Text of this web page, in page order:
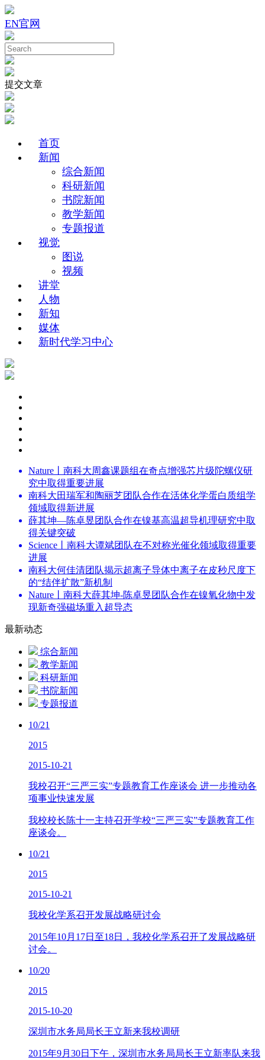
EN官网
提交文章
首页
新闻
综合新闻
科研新闻
书院新闻
教学新闻
专题报道
视觉
图说
视频
讲堂
人物
新知
媒体
新时代学习中心
Nature丨南科大周鑫课题组在奇点增强芯片级陀螺仪研
究中取得重要进展
南科大田瑞军和陶丽芝团队合作在活体化学蛋白质组学
领域取得新进展
薛其坤—陈卓昱团队合作在镍基高温超导机理研究中取
得关键突破
Science丨南科大谭斌团队在不对称光催化领域取得重要
进展
南科大何佳清团队揭示超离子导体中离子在皮秒尺度下
的“结伴扩散”新机制
Nature丨南科大薛其坤-陈卓昱团队合作在镍氧化物中发
现新奇强磁场重入超导态
最新动态
综合新闻
教学新闻
科研新闻
书院新闻
专题报道
10/21
2015
2015-10-21
我校召开“三严三实”专题教育工作座谈会 进一步推动各
项事业快速发展
我校校长陈十一主持召开学校“三严三实”专题教育工作
座谈会。
10/21
2015
2015-10-21
我校化学系召开发展战略研讨会
2015年10月17日至18日，我校化学系召开了发展战略研
讨会。
10/20
2015
2015-10-20
深圳市水务局局长王立新来我校调研
2015年9月30日下午，深圳市水务局局长王立新率队来我